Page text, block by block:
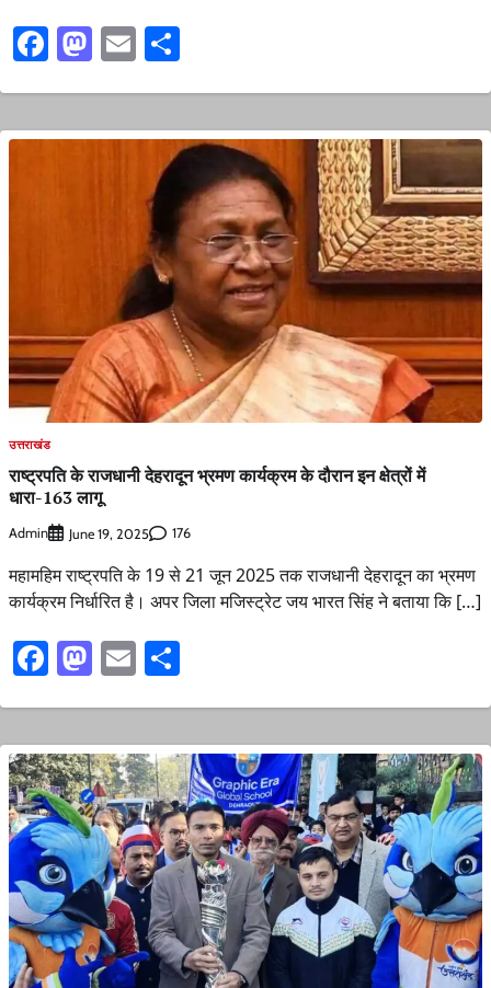
Facebook
Mastodon
Email
उत्तराखंड
राष्ट्रपति के राजधानी देहरादून भ्रमण कार्यक्रम के दौरान इन क्षेत्रों में
धारा-163 लागू
Admin June 19, 2025 176
महामहिम राष्ट्रपति के 19 से 21 जून 2025 तक राजधानी देहरादून का भ्रमण
कार्यक्रम निर्धारित है। अपर जिला मजिस्ट्रेट जय भारत सिंह ने बताया कि […]
Facebook
Mastodon
Email